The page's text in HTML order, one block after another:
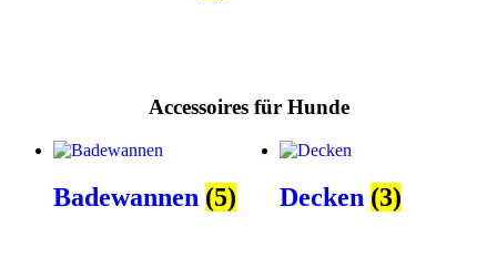
Accessoires für Hunde
Badewannen (5) Decken (3)